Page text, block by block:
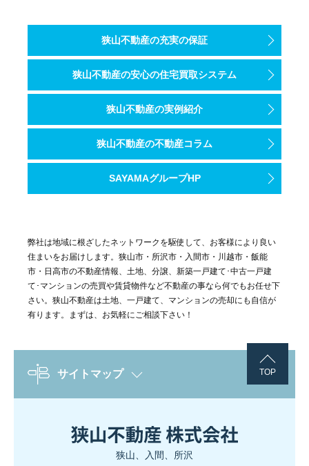
狭山不動産の充実の保証
狭山不動産の安心の住宅買取システム
狭山不動産の実例紹介
狭山不動産の不動産コラム
SAYAMAグループHP
弊社は地域に根ざしたネットワークを駆使して、お客様により良い
住まいをお届けします。狭山市・所沢市・入間市・川越市・飯能
市・日高市の不動産情報、土地、分譲、新築一戸建て･中古一戸建
て･マンションの売買や賃貸物件など不動産の事なら何でもお任せ下
さい。狭山不動産は土地、一戸建て、マンションの売却にも自信が
有ります。まずは、お気軽にご相談下さい！
TOP
サイトマップ
狭山、入間、所沢